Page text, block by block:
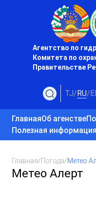
Агентство по
Комитета по
Правительстве
TJ/RU/
ГлавнаяОб агенстве
Полезная информация
Главная/Погода/Метео
Метео Алерт